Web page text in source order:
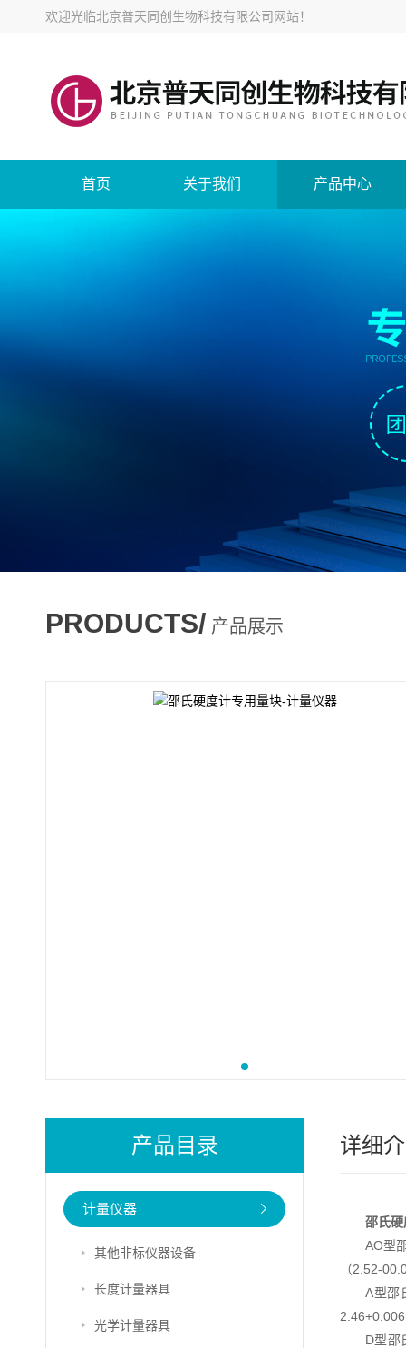
欢迎光临北京普天同创生物科技有限公司网站！
首页 关于我们 产品中心
PRODUCTS/ 产品展示
产品目录
计量仪器
其他非标仪器设备
长度计量器具
光学计量器具
详细
邵氏
AO型
（2.52-
A型邵
D型邵